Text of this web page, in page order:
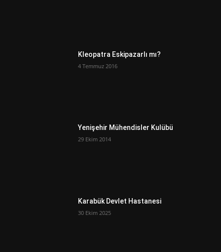
Kleopatra Eskipazarlı mı?
4 Temmuz 2016
Yenişehir Mühendisler Kulübü
29 Ekim 2014
Karabük Devlet Hastanesi
30 Ekim 2025